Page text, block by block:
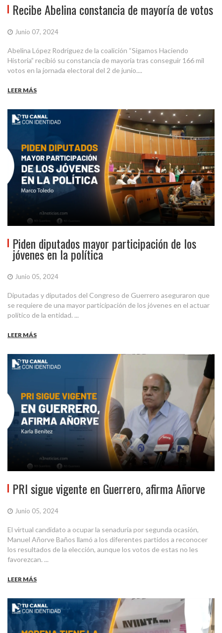
Recibe Abelina constancia de mayoría de votos
Junio 07, 2024
Abelina López Rodríguez de la coalición “Sigamos Haciendo
Historia” recibió su constancia de mayoría tras conseguir 166 mil
votos en la jornada electoral del 2 de junio....
LEER MÁS
Piden diputados mayor participación de los
jóvenes en la política
Junio 05, 2024
Diputadas y diputados del Congreso de Guerrero aseguraron que
se requiere de una mayor participación de los jóvenes en el actuar
político de la entidad. ...
LEER MÁS
PRI sigue vigente en Guerrero, afirma Añorve
Junio 05, 2024
El virtual candidato a ocupar la senaduría por segunda ocasión,
Manuel Añorve Baños llamó a los diferentes partidos a reconocer
los resultados de la elección, aunque los votos de estas no les
favorezcan. ...
LEER MÁS